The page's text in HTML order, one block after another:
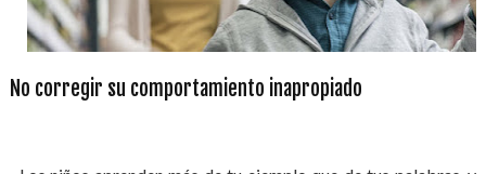
No corregir su comportamiento inapropiado